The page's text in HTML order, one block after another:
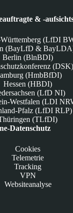
& -
(LfDI
(BayLfD &
Berlin (BlnBDI)
(DSK)
(HmbBfDI)
Hessen (HBDI)
(LfD NI)
Westfalen (LDI
Pfalz (LfDI RLP)
(TLfDI)
Datenschutz
Cookies
Telemetrie
Tracking
VPN
Websiteanalyse